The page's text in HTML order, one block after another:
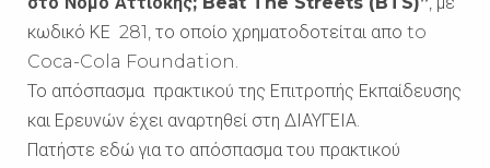
κωδικό ΚΕ 281, το οποίο χρηματοδοτείται απο to
Coca-Cola Foundation.
Το απόσπασμα πρακτικού της Επιτροπής Εκπαίδευσης
και Ερευνών έχει αναρτηθεί στη ΔΙΑΥΓΕΙΑ.
Πατήστε εδώ για το απόσπασμα του πρακτικού